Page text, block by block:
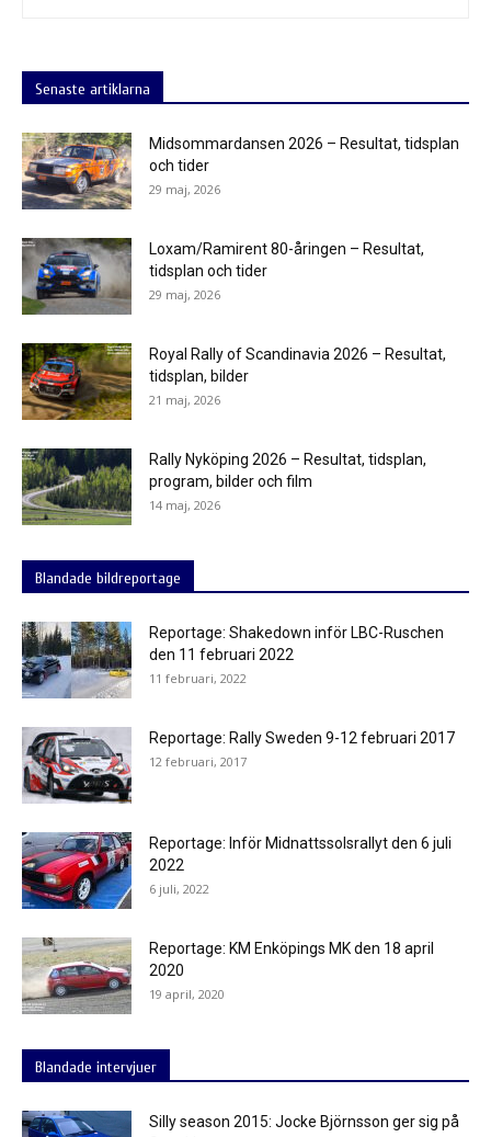
Senaste artiklarna
Midsommardansen 2026 – Resultat, tidsplan
och tider
29 maj, 2026
Loxam/Ramirent 80-åringen – Resultat,
tidsplan och tider
29 maj, 2026
Royal Rally of Scandinavia 2026 – Resultat,
tidsplan, bilder
21 maj, 2026
Rally Nyköping 2026 – Resultat, tidsplan,
program, bilder och film
14 maj, 2026
Blandade bildreportage
Reportage: Shakedown inför LBC-Ruschen
den 11 februari 2022
11 februari, 2022
Reportage: Rally Sweden 9-12 februari 2017
12 februari, 2017
Reportage: Inför Midnattssolsrallyt den 6 juli
2022
6 juli, 2022
Reportage: KM Enköpings MK den 18 april
2020
19 april, 2020
Blandade intervjuer
Silly season 2015: Jocke Björnsson ger sig på